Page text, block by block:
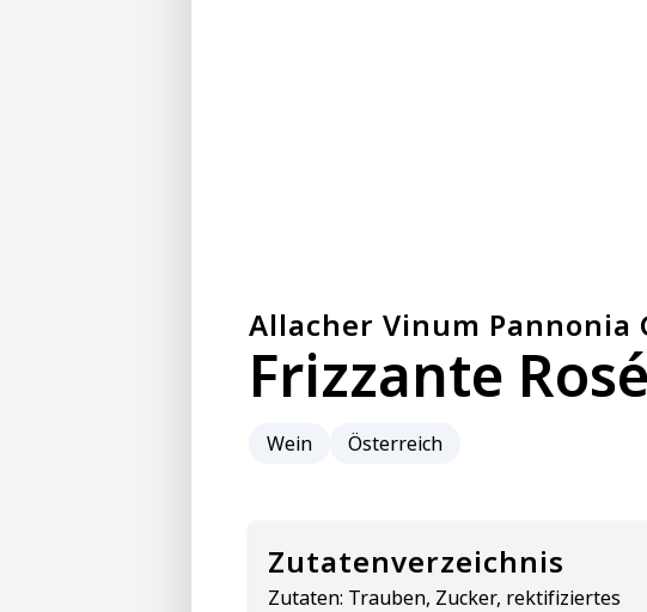
Allacher Vinum Pannonia
Frizzante
Wein Österreich
Zutatenverzeichnis
Zutaten: Trauben, Zucker, rektifiziertes